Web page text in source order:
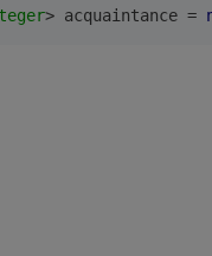
> acquaintance =